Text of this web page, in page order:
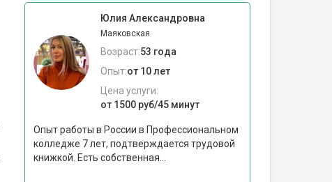
Юлия Александровна
Маяковская
Возраст:53 года
Опыт:от 10 лет
Цена услуги:
от 1500 руб/45 минут
Опыт работы в России в Профессиональном
колледже 7 лет, подтверждается трудовой
книжкой. Есть собственная...